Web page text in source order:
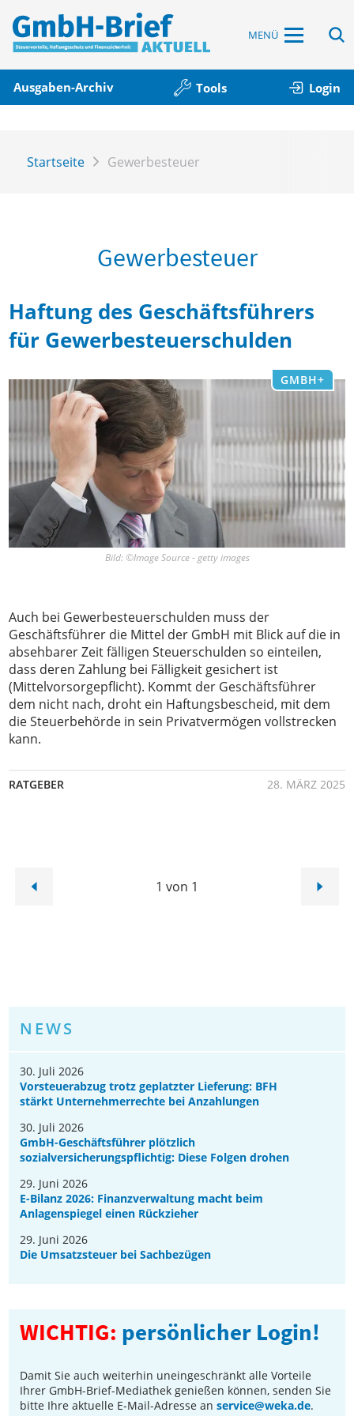
MENÜ
Ausgaben-Archiv Tools Login
Startseite Gewerbesteuer
Gewerbesteuer
Haftung des Geschäftsführers
für Gewerbesteuerschulden
GMBH+
Bild: ©Image Source - getty images
Auch bei Gewerbesteuerschulden muss der
Geschäftsführer die Mittel der GmbH mit Blick auf die in
absehbarer Zeit fälligen Steuerschulden so einteilen,
dass deren Zahlung bei Fälligkeit gesichert ist
(Mittelvorsorgepflicht). Kommt der Geschäftsführer
dem nicht nach, droht ein Haftungsbescheid, mit dem
die Steuerbehörde in sein Privatvermögen vollstrecken
kann.
RATGEBER 28. MÄRZ 2025
1 von 1
NEWS
30. Juli 2026
Vorsteuerabzug trotz geplatzter Lieferung: BFH
stärkt Unternehmerrechte bei Anzahlungen
30. Juli 2026
GmbH-Geschäftsführer plötzlich
sozialversicherungspflichtig: Diese Folgen drohen
29. Juni 2026
E-Bilanz 2026: Finanzverwaltung macht beim
Anlagenspiegel einen Rückzieher
29. Juni 2026
Die Umsatzsteuer bei Sachbezügen
WICHTIG: persönlicher Login!
Damit Sie auch weiterhin uneingeschränkt alle Vorteile
Ihrer GmbH-Brief-Mediathek genießen können, senden Sie
bitte Ihre aktuelle E-Mail-Adresse anservice@weka.de.